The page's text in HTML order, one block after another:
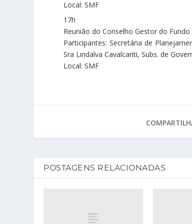
Local: SMF
17h
Reunião do Conselho Gestor do
Participantes: Secretária de
Sra Lindalva Cavalcanti, Subs. de
Local: SMF
POSTAGENS RELACIONADAS